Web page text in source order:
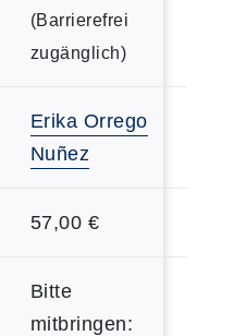
(Barrierefrei
zugänglich)
Erika Orrego
Nuñez
57,00 €
Bitte
mitbringen: